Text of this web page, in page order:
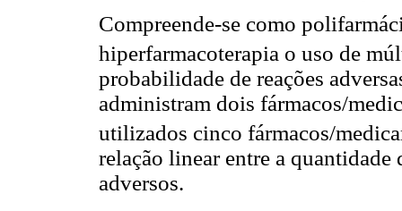
Compreende-se como
hiperfarmacoterapia o uso de
probabilidade de reações
administram dois fármacos/
utilizados cinco fármacos/
relação linear entre a quantidade
adversos.